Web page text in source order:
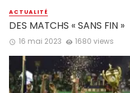
ACTUALITÉ
DES MATCHS « SANS FIN »
16 mai 2023 1680 views